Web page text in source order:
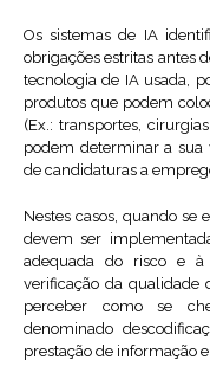
Os sistemas de IA
obrigações estritas antes
tecnologia de IA usada,
produtos que podem
(Ex.: transportes,
podem determinar a sua
de candidaturas a
Nestes casos, quando se
devem ser
adequada do risco e
verificação da qualidade
perceber como se
denominado
prestação de informação